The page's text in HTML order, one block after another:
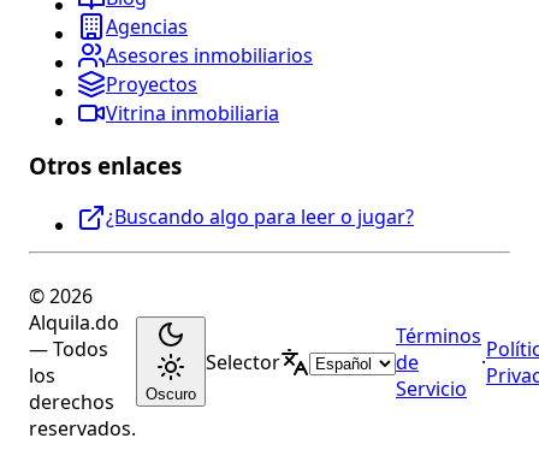
Agencias
Asesores inmobiliarios
Proyectos
Vitrina inmobiliaria
Otros enlaces
¿Buscando algo para leer o jugar?
© 2026
Alquila.do
— Todos
los
derechos
reservados.
Oscuro
Selector
Términos
de
Servicio
·